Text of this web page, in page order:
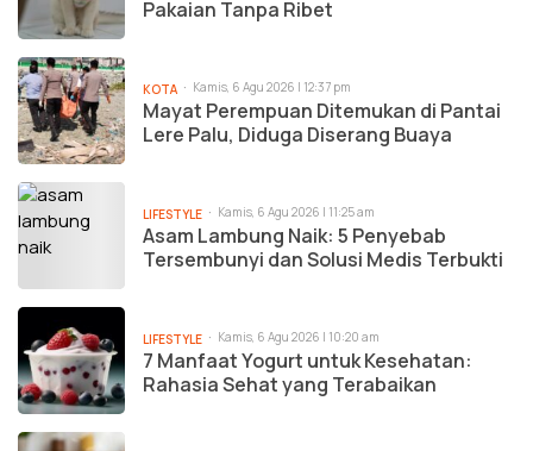
Pakaian Tanpa Ribet
KOTA Kamis, 6 Agu 2026 | 12:37 pm
Mayat Perempuan Ditemukan di Pantai
Lere Palu, Diduga Diserang Buaya
LIFESTYLE Kamis, 6 Agu 2026 | 11:25 am
Asam Lambung Naik: 5 Penyebab
Tersembunyi dan Solusi Medis Terbukti
LIFESTYLE Kamis, 6 Agu 2026 | 10:20 am
7 Manfaat Yogurt untuk Kesehatan:
Rahasia Sehat yang Terabaikan